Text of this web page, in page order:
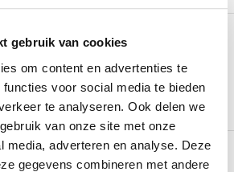
gebruik van cookies
om content en advertenties te
voor social media te bieden
te analyseren. Ook delen we
van onze site met onze
media, adverteren en analyse. Deze
gegevens combineren met andere
uit Montebourg is een hoogwaardig
geschikt is voo...